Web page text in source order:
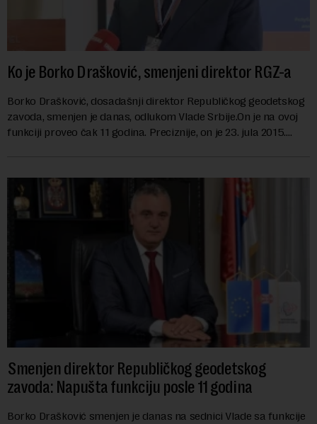
Ko je Borko Drašković, smenjeni direktor RGZ-a
Borko Drašković, dosadašnji direktor Republičkog geodetskog
zavoda, smenjen je danas, odlukom Vlade Srbije.On je na ovoj
funkciji proveo čak 11 godina. Preciznije, on je 23. jula 2015.
Smenjen direktor Republičkog geodetskog
zavoda: Napušta funkciju posle 11 godina
Borko Drašković smenjen je danas na sednici Vlade sa funkcije